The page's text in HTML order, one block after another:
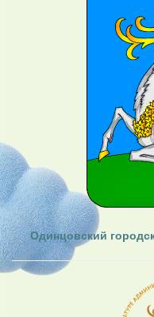
Одинцовский